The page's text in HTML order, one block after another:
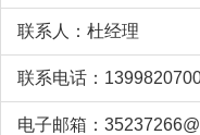
联系人：杜经理
联系电话：
电子邮箱：